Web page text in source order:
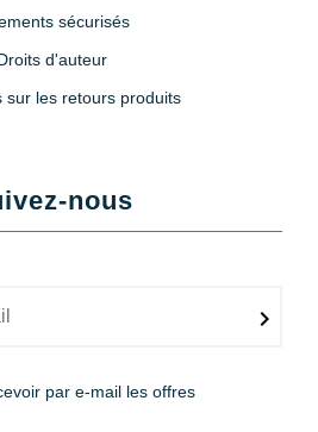
sécurisés
d'auteur
sur les retours produits
nous
par e-mail les offres